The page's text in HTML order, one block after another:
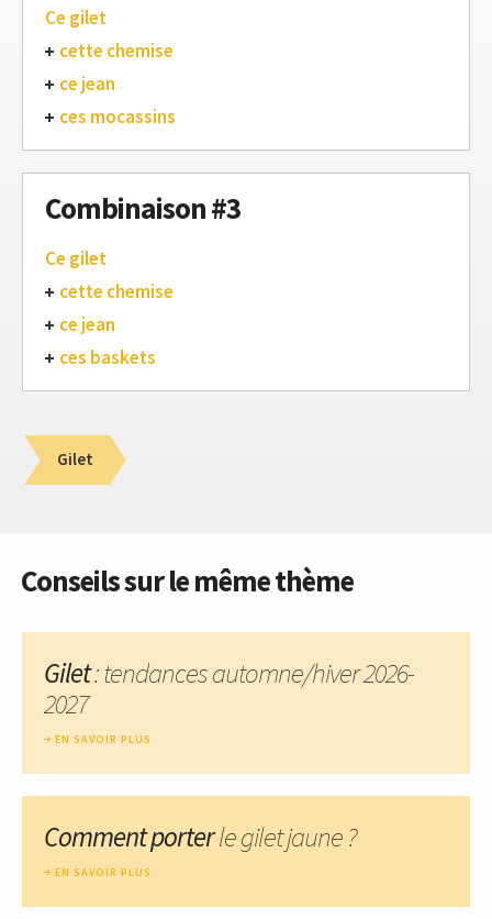
Ce gilet
cette chemise
ce jean
ces mocassins
Combinaison #3
Ce gilet
cette chemise
ce jean
ces baskets
Gilet
Conseils sur le même thème
Gilet: tendances automne/hiver 2026-
2027
EN SAVOIR PLUS
Comment porterle gilet jaune ?
EN SAVOIR PLUS